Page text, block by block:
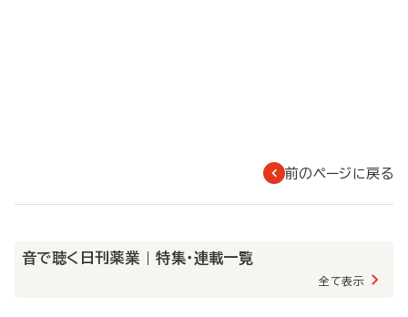
前のページに戻る
音で聴く日刊薬業 | 特集・連載一覧
全て表示